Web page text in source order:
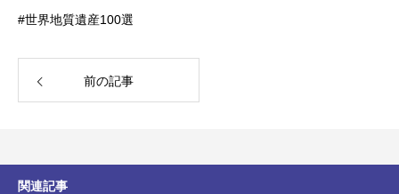
#世界地質遺産100選
前の記事
関連記事